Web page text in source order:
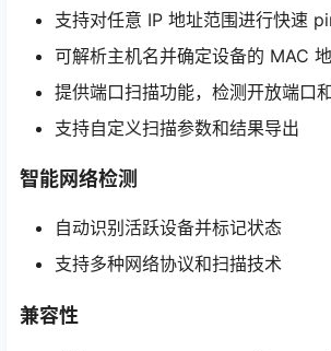
支持对任意 IP 地址范围进行快速
可解析主机名并确定设备的 MAC
提供端口扫描功能，检测开放端口
支持自定义扫描参数和结果导出
智能网络检测
自动识别活跃设备并标记状态
支持多种网络协议和扫描技术
兼容性